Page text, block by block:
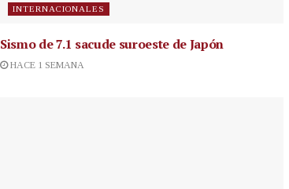
INTERNACIONALES
Sismo de 7.1 sacude suroeste de Japón
HACE 1 SEMANA